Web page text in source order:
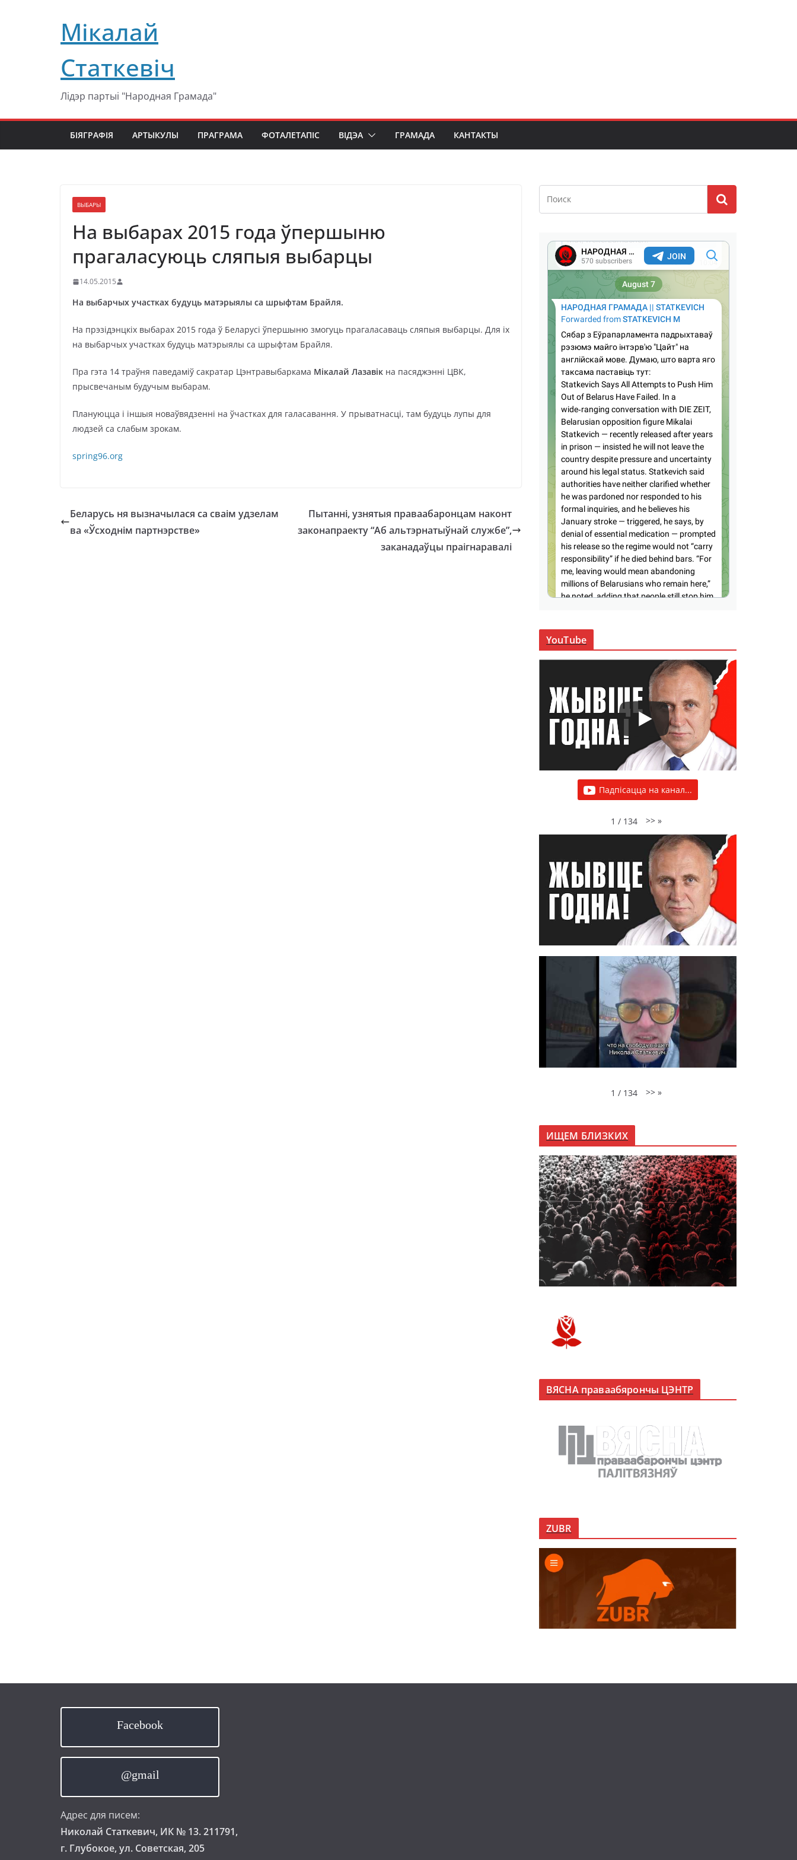
содержимомуМікалай
Статкевіч
Лідэр партыі "Народная Грамада"
БІЯГРАФІЯ АРТЫКУЛЫ ПРАГРАМА ФОТАЛЕТАПІС ВІДЭА ГРАМАДА КАНТАКТЫ
ВЫБАРЫ
На выбарах 2015 года ўпершыню
прагаласуюць сляпыя выбарцы
14.05.2015
На выбарчых участках будуць матэрыялы са шрыфтам Брайля.
На прэзідэнцкіх выбарах 2015 года ў Беларусі ўпершыню змогуць прагаласаваць сляпыя выбарцы. Для іх
на выбарчых участках будуць матэрыялы са шрыфтам Брайля.
Пра гэта 14 траўня паведаміў сакратар Цэнтравыбаркама Мікалай Лазавік на пасяджэнні ЦВК,
прысвечаным будучым выбарам.
Плануюцца і іншыя новаўвядзенні на ўчастках для галасавання. У прыватнасці, там будуць лупы для
людзей са слабым зрокам.
spring96.org
Беларусь ня вызначылася са сваім удзелам
ва «Ўсходнім партнэрстве»
Пытанні, узнятыя праваабаронцам наконт
законапраекту “Аб альтэрнатыўнай службе”,
заканадаўцы праігнаравалі
YouTube
Падпісацца на канал...
1 / 134 >> »
1 / 134 >> »
ИЩЕМ БЛИЗКИХ
ВЯСНА праваабярончы ЦЭНТР
ZUBR
Facebook
@gmail
Адрес для писем:
Николай Статкевич, ИК № 13. 211791,
г. Глубокое, ул. Советская, 205